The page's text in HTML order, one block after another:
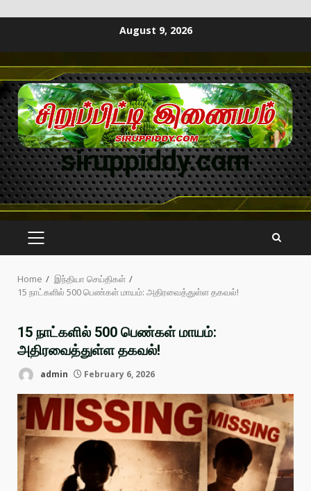
August 9, 2026
siruppiddy.com
Home
இந்தியா செய்திகள்
15 நாட்களில் 500 பெண்கள் மாயம்: அதிரவைத்துள்ள தகவல்!
15 நாட்களில் 500 பெண்கள் மாயம்:
அதிரவைத்துள்ள தகவல்!
admin February 6, 2026